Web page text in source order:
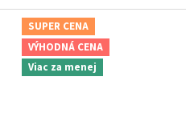
SUPER CENA
VÝHODNÁ CENA
Viac za menej